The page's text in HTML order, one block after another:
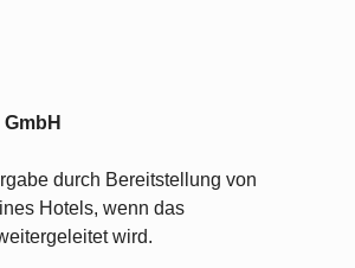
durch Bereitstellung von
Hotels, wenn das
wird.